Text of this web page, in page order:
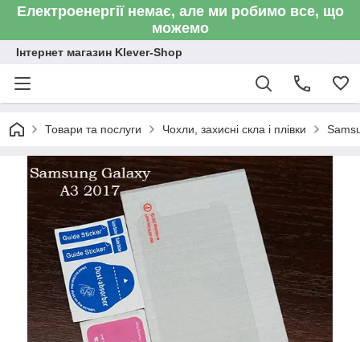
Електроенергії немає, але ми робимо все, що
можемо
Інтернет магазин Klever-Shop
Товари та послуги Чохли, захисні скла і плівки